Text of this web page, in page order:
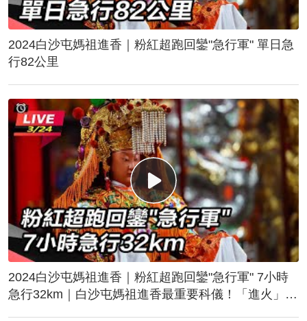
2024白沙屯媽祖進香｜粉紅超跑回鑾"急行軍" 單日急
行82公里
2024白沙屯媽祖進香｜粉紅超跑回鑾"急行軍" 7小時
急行32km｜白沙屯媽祖進香最重要科儀！「進火」儀